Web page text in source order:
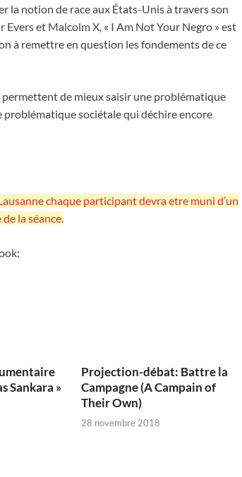
la notion de race aux États-Unis à travers son
et Malcolm X, « I Am Not Your Negro » est
à remettre en question les fondements de ce
permettent de mieux saisir une problématique
problématique sociétale qui déchire encore
chaque participant devra etre muni d’un
la séance.
Sankara »
Projection-débat: Battre la
Campagne (A Campain of
Their Own)
28 novembre 2018